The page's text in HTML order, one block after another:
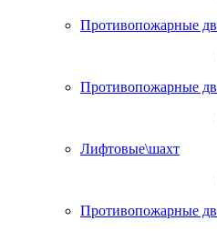
Противопожарные
Противопожарные
Лифтовые\шахт
Противопожарные